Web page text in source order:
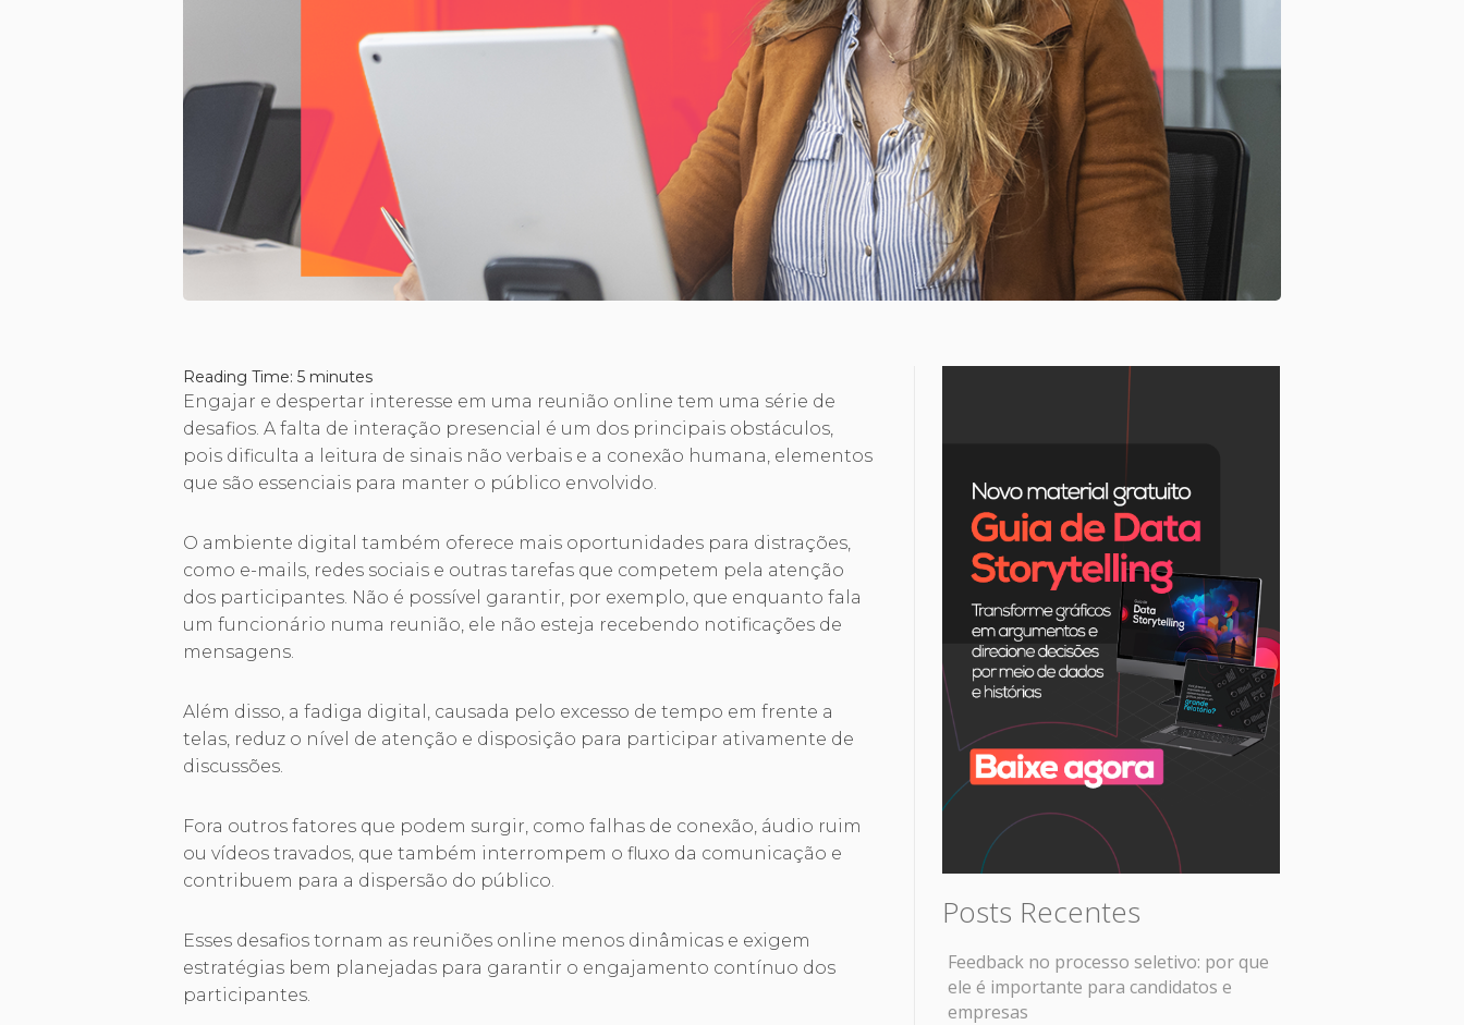
Reading Time: 5 minutes
Engajar e despertar interesse em uma reunião online tem uma série de
desafios. A falta de interação presencial é um dos principais obstáculos,
pois dificulta a leitura de sinais não verbais e a conexão humana, elementos
que são essenciais para manter o público envolvido.
O ambiente digital também oferece mais oportunidades para distrações,
como e-mails, redes sociais e outras tarefas que competem pela atenção
dos participantes. Não é possível garantir, por exemplo, que enquanto fala
um funcionário numa reunião, ele não esteja recebendo notificações de
mensagens.
Além disso, a fadiga digital, causada pelo excesso de tempo em frente a
telas, reduz o nível de atenção e disposição para participar ativamente de
discussões.
Fora outros fatores que podem surgir, como falhas de conexão, áudio ruim
ou vídeos travados, que também interrompem o fluxo da comunicação e
contribuem para a dispersão do público.
Esses desafios tornam as reuniões online menos dinâmicas e exigem
estratégias bem planejadas para garantir o engajamento contínuo dos
participantes.
Posts Recentes
Feedback no processo seletivo: por que
ele é importante para candidatos e
empresas